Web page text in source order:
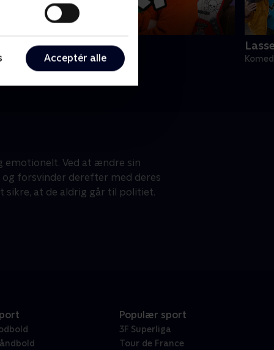
Acceptér alle
Bert (dansk tale)
• 1 sæsoner
emotionelt. Ved at ændre sin
forsvinder derefter med deres
at de aldrig går til politiet.
Populær sport
3F Superliga
Tour de France